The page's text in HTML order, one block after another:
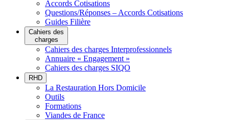
Accords Cotisations
Questions/Réponses – Accords Cotisations
Guides Filière
Cahiers des
charges
Cahiers des charges Interprofessionnels
Annuaire « Engagement »
Cahiers des charges SIQO
RHD
La Restauration Hors Domicile
Outils
Formations
Viandes de France